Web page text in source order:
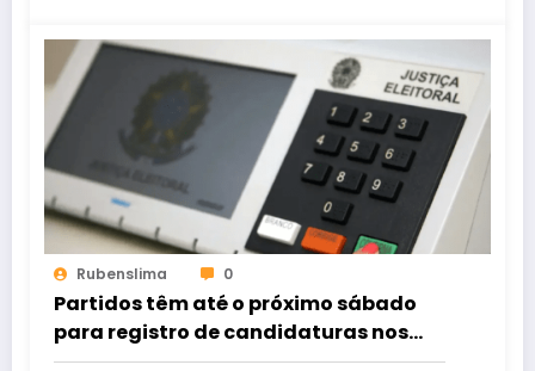
Rubenslima 0
Partidos têm até o próximo sábado
para registro de candidaturas nos
tribunais